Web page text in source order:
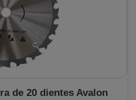
de 20 dientes Avalon